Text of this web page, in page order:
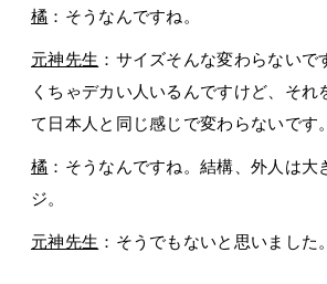
橘 ：そうなんですね。
元神先生 ：サイズそんな変わらないで
くちゃデカい人いるんですけど、それ
て日本人と同じ感じで変わらないです。
橘 ：そうなんですね。結構、外人は大
ジ。
元神先生 ：そうでもないと思いました。